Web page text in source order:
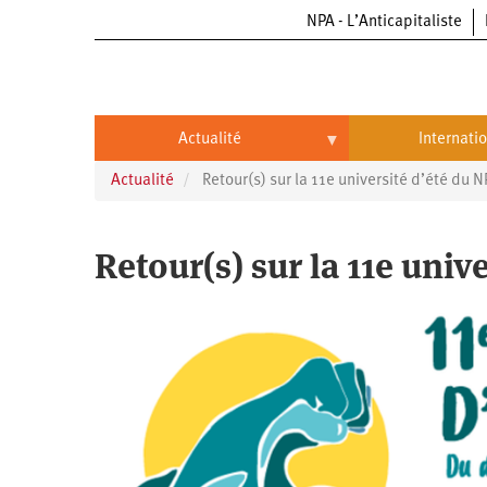
NPA - L’Anticapitaliste
Actualité
Actualité
Entreprises
Automobile
Aéronautique
Commerce
Oppressions
Antiracisme
Féminisme
Économie
Écologie
Éducation
International
Chine
Continents
Continents
Actualité Retour(s) sur la 11e université d’été du
Retour(s) sur la 11e